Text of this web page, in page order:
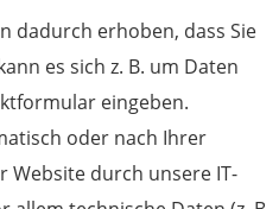
dadurch erhoben, dass Sie
es sich z. B. um Daten
eingeben.
oder nach Ihrer
Website durch unsere IT-